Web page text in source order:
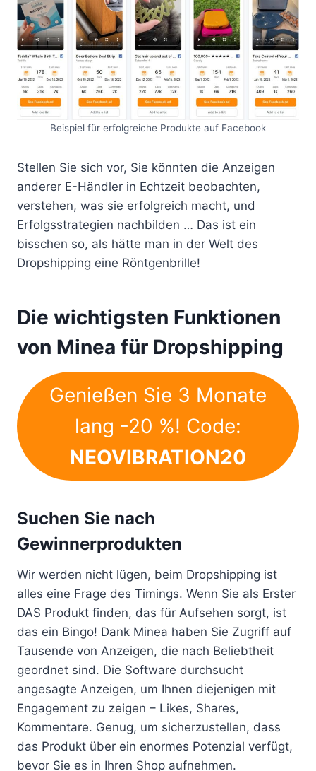
Beispiel für erfolgreiche Produkte auf Facebook
Stellen Sie sich vor, Sie könnten die Anzeigen
anderer E-Händler in Echtzeit beobachten,
verstehen, was sie erfolgreich macht, und
Erfolgsstrategien nachbilden … Das ist ein
bisschen so, als hätte man in der Welt des
Dropshipping eine Röntgenbrille!
Die wichtigsten Funktionen
von Minea für Dropshipping
Genießen Sie 3 Monate
lang -20 %! Code:
NEOVIBRATION20
Suchen Sie nach
Gewinnerprodukten
Wir werden nicht lügen, beim Dropshipping ist
alles eine Frage des Timings. Wenn Sie als Erster
DAS Produkt finden, das für Aufsehen sorgt, ist
das ein Bingo! Dank Minea haben Sie Zugriff auf
Tausende von Anzeigen, die nach Beliebtheit
geordnet sind. Die Software durchsucht
angesagte Anzeigen, um Ihnen diejenigen mit
Engagement zu zeigen – Likes, Shares,
Kommentare. Genug, um sicherzustellen, dass
das Produkt über ein enormes Potenzial verfügt,
bevor Sie es in Ihren Shop aufnehmen.